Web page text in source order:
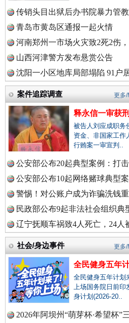
中国廉
中国
中国
中国全
中国公
中国公
中国公
雄关漫道展新颜
传销头目出狱后办书院暴力管
青岛市黄岛区通报一起火情
河南郑州一市场火灾致2死2伤
山西河津警方发布悬赏公告
沈阳一小区地库局部塌陷 91户
案件追踪调查
释永信一审获
被告人刘应成职务
资金、非国家工作
行贿案一审宣判..
公安部公布20起典型案例：打
公安部公布10起网络赌球典型
警惕！对公账户成为诈骗洗钱
民政部公布9起非法社会组织典
辽宁抚顺车祸致4人死亡，24人
更多/
社会/身边事件
全民健身五年
全民健身五年计划
上场国务院日前印
身计划(2026-20..
2026年阿坝州“萌芽杯·希望杯”
更多/